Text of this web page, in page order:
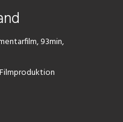
93min,